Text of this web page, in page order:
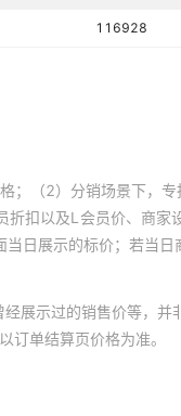
116928
；（2）分销场景下，
扣以及L会员价、商
日展示的标价；若当日
展示过的销售价等，并
单结算页价格为准。